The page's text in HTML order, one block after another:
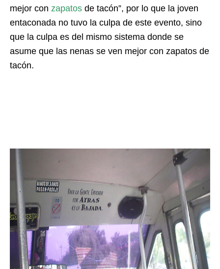
mejor con zapatos de tacón”, por lo que la joven
entaconada no tuvo la culpa de este evento, sino
que la culpa es del mismo sistema donde se
asume que las nenas se ven mejor con zapatos de
tacón.